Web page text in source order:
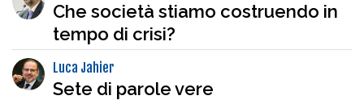
Che società stiamo costruendo in
tempo di crisi?
Luca Jahier
Sete di parole vere